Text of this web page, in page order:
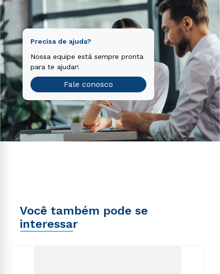
Teste vocacional
Precisa de ajuda?
Nossa equipe está sempre pronta
para te ajudar!
Fale conosco
Você também pode se
interessar